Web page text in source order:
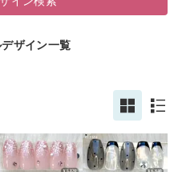
ザイン一覧